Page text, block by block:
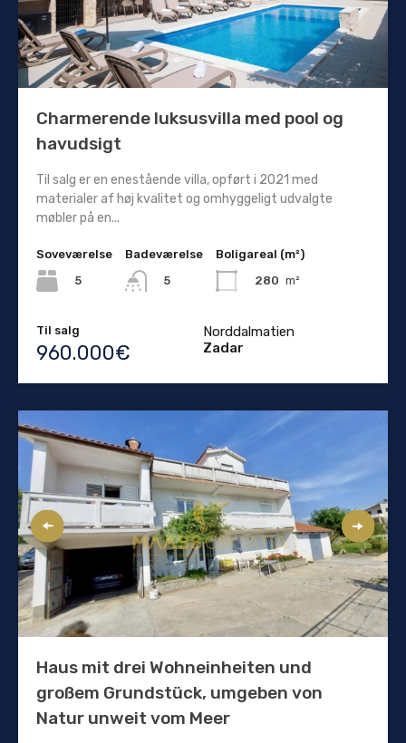
Charmerende luksusvilla med pool og
havudsigt
Til salg er en enestående villa, opført i 2021 med
materialer af høj kvalitet og omhyggeligt udvalgte
møbler på en...
Soveværelse
5
Badeværelse
5
Boligareal (m²)
280 m²
Til salg
960.000€
Norddalmatien
Zadar
Haus mit drei Wohneinheiten und
großem Grundstück, umgeben von
Natur unweit vom Meer